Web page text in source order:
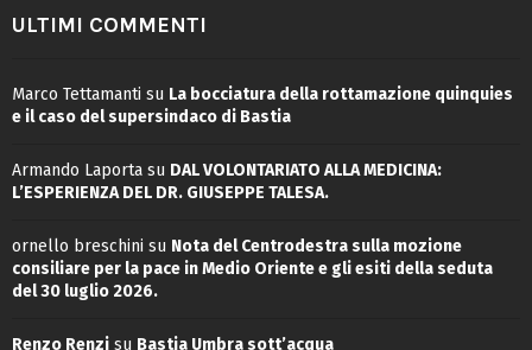
ULTIMI COMMENTI
Marco Tettamanti su La bocciatura della rottamazione quinquies
e il caso del supersindaco di Bastia
Armando Laporta su DAL VOLONTARIATO ALLA MEDICINA:
L’ESPERIENZA DEL DR. GIUSEPPE TALESA.
ornello breschini su Nota del Centrodestra sulla mozione
consiliare per la pace in Medio Oriente e gli esiti della seduta
del 30 luglio 2026.
Renzo Renzi su Bastia Umbra sott’acqua